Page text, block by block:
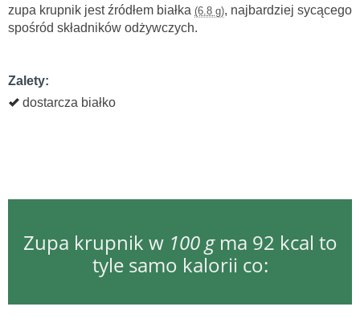
zupa krupnik jest źródłem białka (6.8 g), najbardziej sycącego
spośród składników odżywczych.
Zalety:
dostarcza białko
Zupa krupnik w 100 gma 92 kcal to
tyle samo kalorii co: